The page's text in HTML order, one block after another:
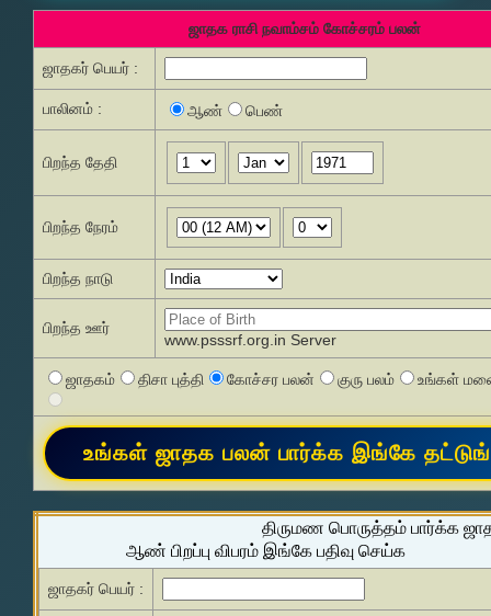
ஜாதக ராசி நவாம்சம் கோச்சரம் பலன்
ஜாதகர் பெயர் :
பாலினம் : ஆண் பெண்
பிறந்த தேதி
பிறந்த நேரம்
பிறந்த நாடு
பிறந்த ஊர்
www.psssrf.org.in Server
ஜாதகம் திசா புத்தி கோச்சர பலன் குரு பலம் உங்கள்
திருமண பொருத்தம் பார்க்க
ஆண் பிறப்பு விபரம் இங்கே பதிவு செய்க
ஜாதகர் பெயர் :